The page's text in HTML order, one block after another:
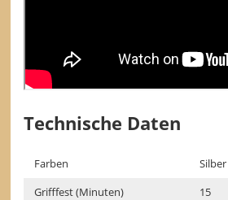
Technische Daten
Farben
Silber
Grifffest (Minuten)
15